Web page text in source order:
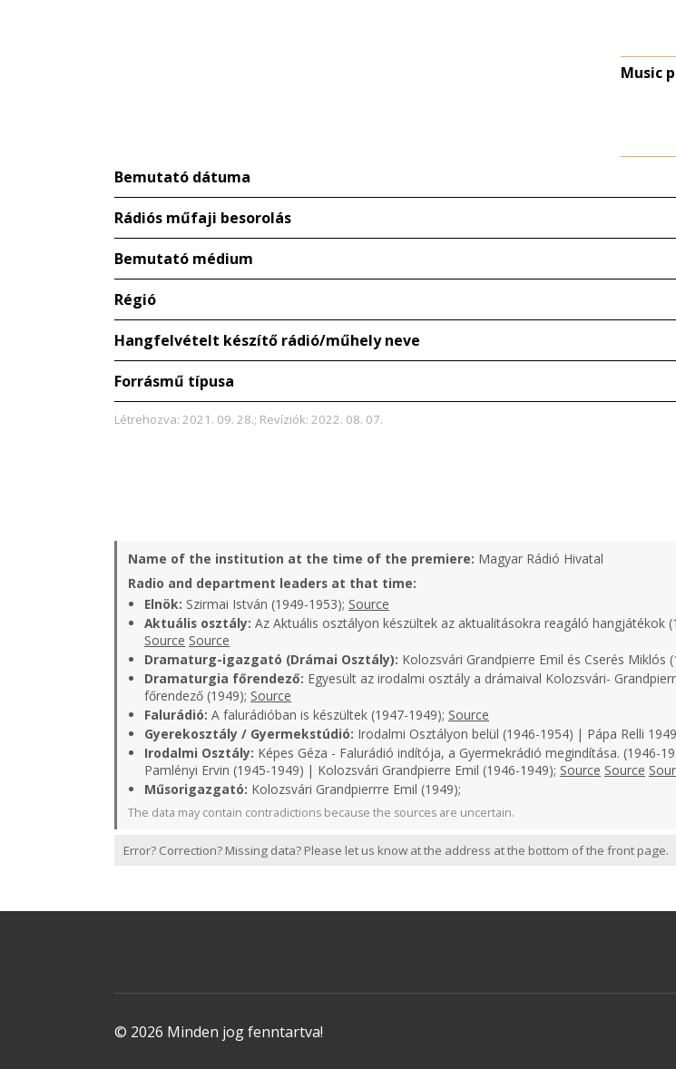
Music
Bemutató dátuma
Rádiós műfaji besorolás
Bemutató médium
Régió
Hangfelvételt készítő rádió/műhely neve
Forrásmű típusa
Létrehozva: 2021. 09. 28.; Revíziók: 2022. 08. 07.
Name of the institution at the time of the premiere: Magyar Rádió Hivatal
Radio and department leaders at that time:
Elnök: Szirmai István (1949-1953); Source
Aktuális osztály: Az Aktuális osztályon készültek az aktualitásokra reagáló hangjátékok
Source Source
Dramaturg-igazgató (Drámai Osztály): Kolozsvári Grandpierre Emil és Cserés Miklós
Dramaturgia főrendező: Egyesült az irodalmi osztály a drámaival Kolozsvári-
főrendező (1949); Source
Falurádió: A falurádióban is készültek (1947-1949); Source
Gyerekosztály / Gyermekstúdió: Irodalmi Osztályon belül (1946-1954) | Pápa Relli
Irodalmi Osztály: Képes Géza - Falurádió indítója, a Gyermekrádió megindítása. (1946-
Pamlényi Ervin (1945-1949) | Kolozsvári Grandpierre Emil (1946-1949); Source Source
Műsorigazgató: Kolozsvári Grandpierrre Emil (1949);
The data may contain contradictions because the sources are uncertain.
Error? Correction? Missing data? Please let us know at the address at the bottom of the front page.
© 2026 Minden jog fenntartva!